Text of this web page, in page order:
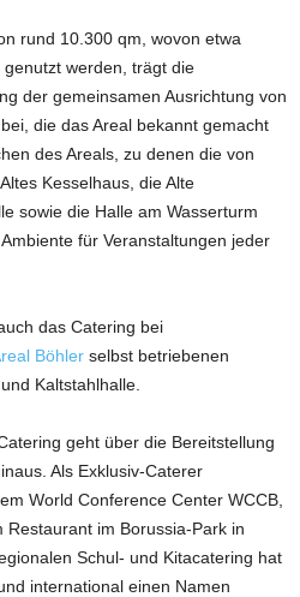
rund 10.300 qm, wovon etwa
werden, trägt die
der gemeinsamen Ausrichtung von
die das Areal bekannt gemacht
des Areals, zu denen die von
Kesselhaus, die Alte
sowie die Halle am Wasserturm
für Veranstaltungen jeder
das Catering bei
Böhler selbst betriebenen
Kaltstahlhalle.
geht über die Bereitstellung
Als Exklusiv-Caterer
World Conference Center WCCB,
im Borussia-Park in
Schul- und Kitacatering hat
international einen Namen